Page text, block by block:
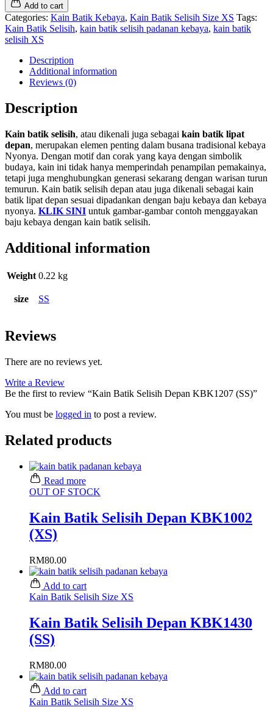
Add to cart
Categories: Kain Batik Kebaya, Kain Batik Selisih Size XS Tags:
Kain Batik Selisih, kain batik selisih padanan kebaya, kain batik
selisih XS
Description
Additional information
Reviews (0)
Description
Kain batik selisih, atau dikenali juga sebagai kain batik lipat
depan, merupakan elemen penting dalam busana tradisional kebaya
Nyonya. Dengan motif dan corak yang kaya dengan simbolik
budaya, kain ini tidak hanya memperindah penampilan pemakainya,
tetapi juga menghubungkan generasi sekarang dengan warisan turun
temurun. Kain batik selisih depan atau juga dikenali sebagai kain
batik lipat depan sesuai dipadankan dengan baju kebaya dan kebaya
nyonya. KLIK SINI untuk gambar-gambar contoh menggayakan
baju kebaya dengan kain batik selisih.
Additional information
Weight 0.22 kg
size SS
Reviews
There are no reviews yet.
Write a Review
Be the first to review “Kain Batik Selisih Depan KBK1207 (SS)”
You must be logged in to post a review.
Related products
Read more
OUT OF STOCK
Kain Batik Selisih Depan KBK1002
(XS)
RM80.00
Add to cart
Kain Batik Selisih Size XS
Kain Batik Selisih Depan KBK1430
(SS)
RM80.00
Add to cart
Kain Batik Selisih Size XS